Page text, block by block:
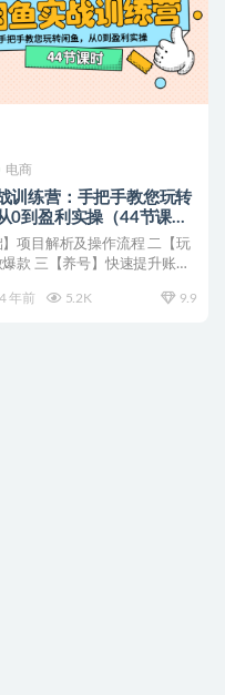
电商
训练营：手把手教您玩转
0到盈利实操（44节课
项目解析及操作流程 二【玩
款 三【养号】快速提升账号
4 年前
5.2K 9.9